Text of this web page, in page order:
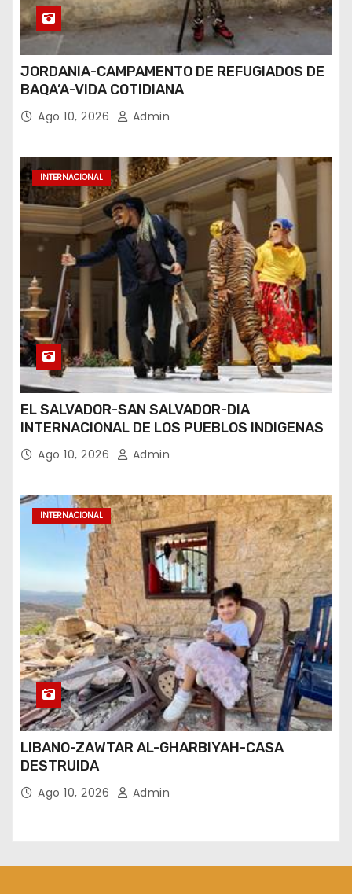
JORDANIA-CAMPAMENTO DE REFUGIADOS DE
BAQA’A-VIDA COTIDIANA
Ago 10, 2026 Admin
INTERNACIONAL
EL SALVADOR-SAN SALVADOR-DIA
INTERNACIONAL DE LOS PUEBLOS INDIGENAS
Ago 10, 2026 Admin
INTERNACIONAL
LIBANO-ZAWTAR AL-GHARBIYAH-CASA
DESTRUIDA
Ago 10, 2026 Admin